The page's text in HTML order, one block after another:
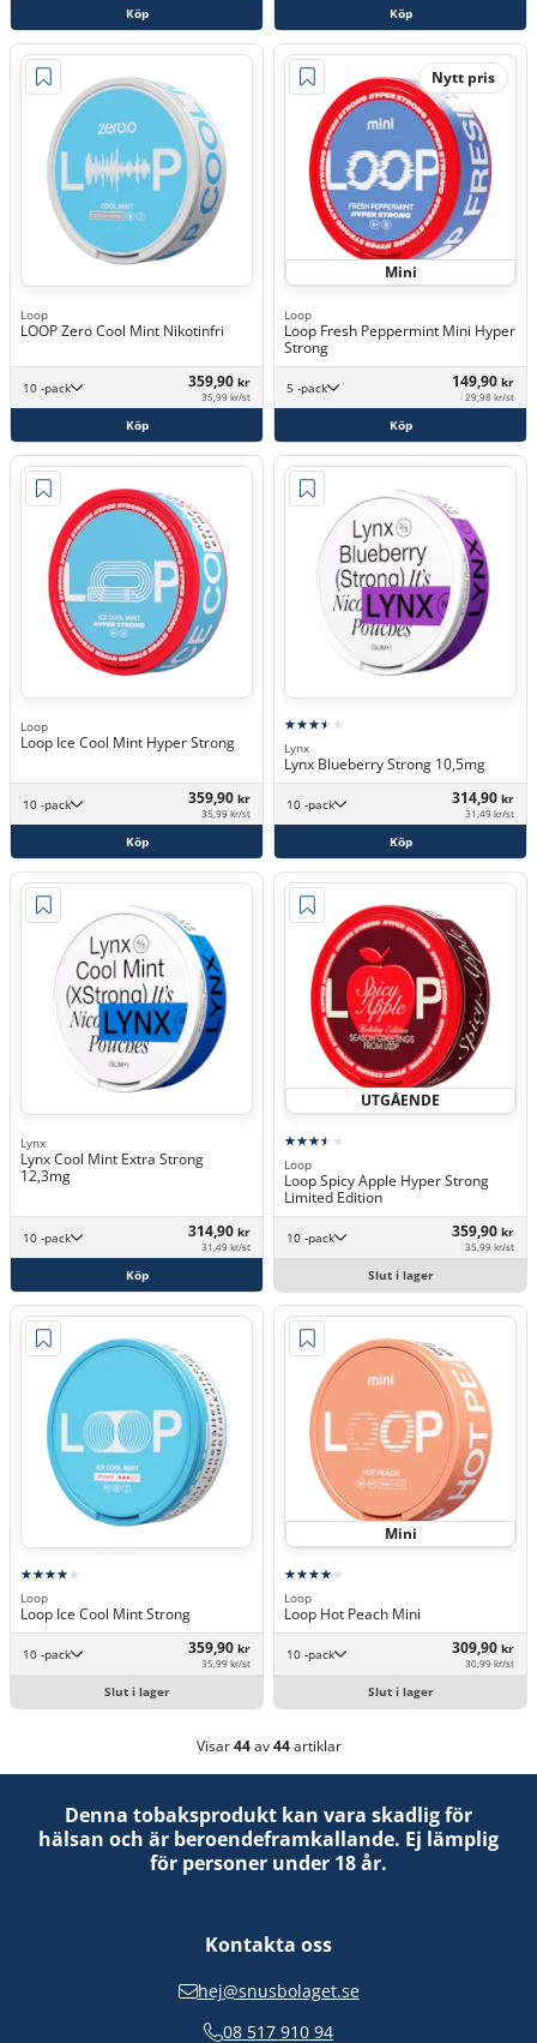
Köp Köp
Loop
LOOP Zero Cool Mint Nikotinfri
10 -pack 359,90 kr
35,99 kr/st
Köp
Nytt pris
Mini
Loop
Loop Fresh Peppermint Mini Hyper
Strong
5 -pack 149,90 kr
29,98 kr/st
Köp
Loop
Loop Ice Cool Mint Hyper Strong
10 -pack 359,90 kr
35,99 kr/st
Köp
Lynx
Lynx Blueberry Strong 10,5mg
10 -pack 314,90 kr
31,49 kr/st
Köp
Lynx
Lynx Cool Mint Extra Strong
12,3mg
10 -pack 314,90 kr
31,49 kr/st
Köp
UTGÅENDE
Loop
Loop Spicy Apple Hyper Strong
Limited Edition
10 -pack 359,90 kr
35,99 kr/st
Slut i lager
Loop
Loop Ice Cool Mint Strong
10 -pack 359,90 kr
35,99 kr/st
Slut i lager
Mini
Loop
Loop Hot Peach Mini
10 -pack 309,90 kr
30,99 kr/st
Slut i lager
Visar44av44artiklar
Denna tobaksprodukt kan vara skadlig för
hälsan och är beroendeframkallande. Ej lämplig
för personer under 18 år.
Kontakta oss
hej@snusbolaget.se
08 517 910 94